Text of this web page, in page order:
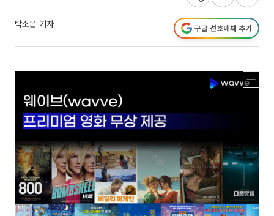
박소은 기자 구글 선호매체 추가